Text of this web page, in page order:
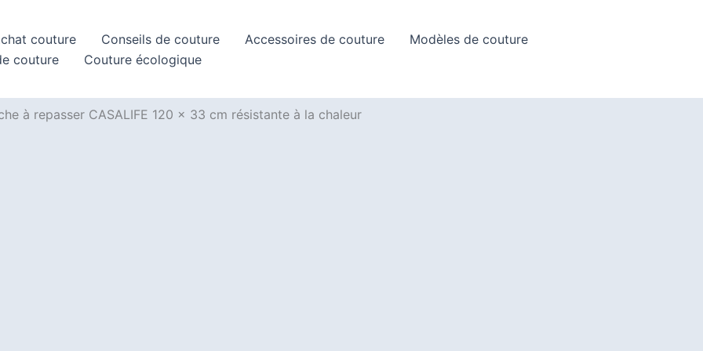
couture Conseils de couture Accessoires de couture
Modèles de couture
couture
Couture écologique
à repasser CASALIFE 120 x 33 cm résistante à la chaleur